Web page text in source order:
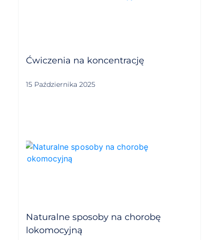
Ćwiczenia na koncentrację
15 Października 2025
Naturalne sposoby na chorobę
lokomocyjną